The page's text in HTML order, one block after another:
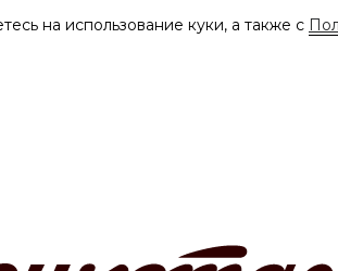
на использование куки, а также с